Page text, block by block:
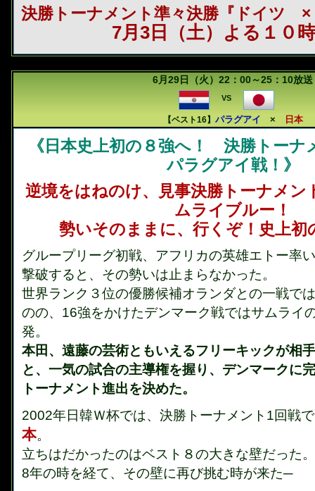
決勝トーナメント準々決勝『ドイツ
7月3日（土）よる１０
6月29日（火）22：00～25：10放送
VS
【ベスト16】 パラグアイ × 日本
《日本史上初の８強へ！ 決勝トーナ
パラグアイ戦！》
逆境をはねのけ、見事決勝トーナメン
ムライブルー！
勢いそのままに、行くぞ！史上初
グループリーグ初戦、アフリカの英雄エトー率
撃破すると、その勢いは止まらなかった。
世界ランク３位の優勝候補オランダとの一戦で
のの、16強をかけたデンマーク戦ではサムライ
発。
本田、遠藤の芸術ともいえるフリーキックが相
と、一気の試合の主導権を握り、デンマークに
トーナメント進出を決めた。
2002年日韓Ｗ杯では、決勝トーナメント1回戦
本。
立ちはだかったのはベスト８の大きな壁だった。
8年の時を経て、その壁に再び挑む時が来た─